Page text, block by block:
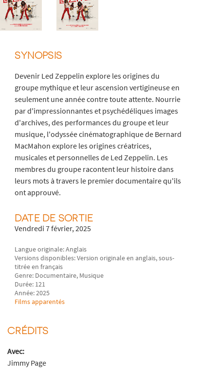
SYNOPSIS
Devenir Led Zeppelin explore les origines du
groupe mythique et leur ascension vertigineuse en
seulement une année contre toute attente. Nourrie
par d'impressionnantes et psychédéliques images
d'archives, des performances du groupe et leur
musique, l'odyssée cinématographique de Bernard
MacMahon explore les origines créatrices,
musicales et personnelles de Led Zeppelin. Les
membres du groupe racontent leur histoire dans
leurs mots à travers le premier documentaire qu'ils
ont approuvé.
DATE DE SORTIE
Vendredi 7 février, 2025
Langue originale: Anglais
Versions disponibles: Version originale en anglais, sous-
titrée en français
Genre: Documentaire, Musique
Durée: 121
Année: 2025
Films apparentés
CRÉDITS
Avec:
Jimmy Page